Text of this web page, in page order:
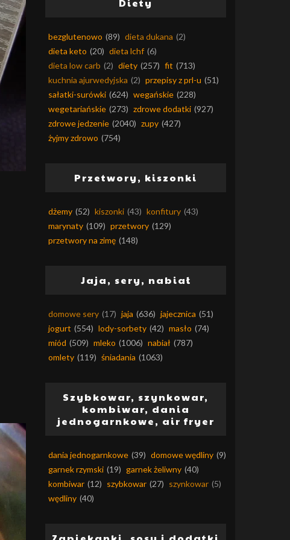
bezglutenowo (89) dieta dukana (2)
dieta keto (20) dieta lchf (6)
dieta low carb (2) diety (257) fit (713)
kuchnia ajurwedyjska (2) przepisy z prl-u (51)
sałatki-surówki (624) wegańskie (228)
wegetariańskie (273) zdrowe dodatki (927)
zdrowe jedzenie (2040) zupy (427)
żyjmy zdrowo (754)
Przetwory, kiszonki
dżemy (52) kiszonki (43) konfitury (43)
marynaty (109) przetwory (129)
przetwory na zimę (148)
Jaja, sery, nabiał
domowe sery (17) jaja (636) jajecznica (51)
jogurt (554) lody-sorbety (42) masło (74)
miód (509) mleko (1006) nabiał (787)
omlety (119) śniadania (1063)
Szybkowar, szynkowar,
kombiwar, dania
jednogarnkowe, air fryer
dania jednogarnkowe (39) domowe wędliny (9)
garnek rzymski (19) garnek żeliwny (40)
kombiwar (12) szybkowar (27) szynkowar (5)
wędliny (40)